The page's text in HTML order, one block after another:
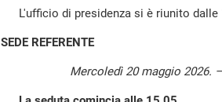
L'ufficio di presidenza si è riunito dalle
SEDE REFERENTE
Mercoledì 20 maggio 2026.